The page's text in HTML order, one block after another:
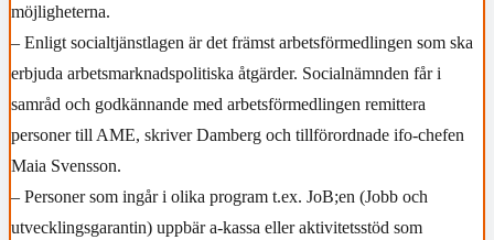
möjligheterna.
– Enligt socialtjänstlagen är det främst arbetsförmedlingen som ska
erbjuda arbetsmarknadspolitiska åtgärder. Socialnämnden får i
samråd och godkännande med arbetsförmedlingen remittera
personer till AME, skriver Damberg och tillförordnade ifo-chefen
Maia Svensson.
– Personer som ingår i olika program t.ex. JoB;en (Jobb och
utvecklingsgarantin) uppbär a-kassa eller aktivitetsstöd som